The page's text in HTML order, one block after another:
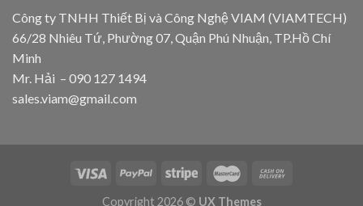
Công ty TNHH Thiết Bị và Công Nghệ VIAM (VIAMTECH)
66/28 Nhiêu Tứ, Phường 07, Quận Phú Nhuận, TP.Hồ Chí
Minh
Mr. Hải – 090 127 1494
sales.viam@gmail.com
Copyright 2026 © UX Themes